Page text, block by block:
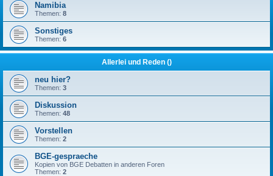
Namibia
Themen: 8
Sonstiges
Themen: 6
Allerlei und Reden ()
neu hier?
Themen: 3
Diskussion
Themen: 48
Vorstellen
Themen: 2
BGE-gespraeche
Kopien von BGE Debatten in anderen Foren
Themen: 2